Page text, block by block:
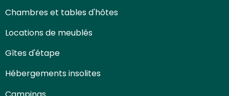
Chambres et tables d'hôtes
Locations de meublés
Gîtes d'étape
Hébergements insolites